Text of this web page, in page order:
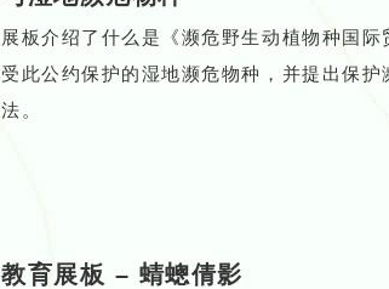
展板介绍了什么是《濒危野生动植物种国际
受此公约保护的湿地濒危物种，并提出保护
法。
教育展板 – 蜻蟌倩影